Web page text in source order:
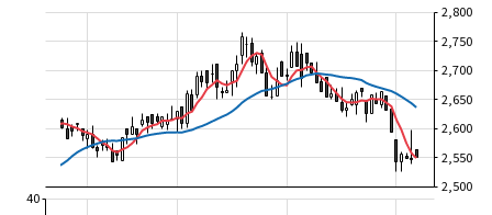
2,500
2,550
2,600
2,650
2,700
2,750
2,800
40